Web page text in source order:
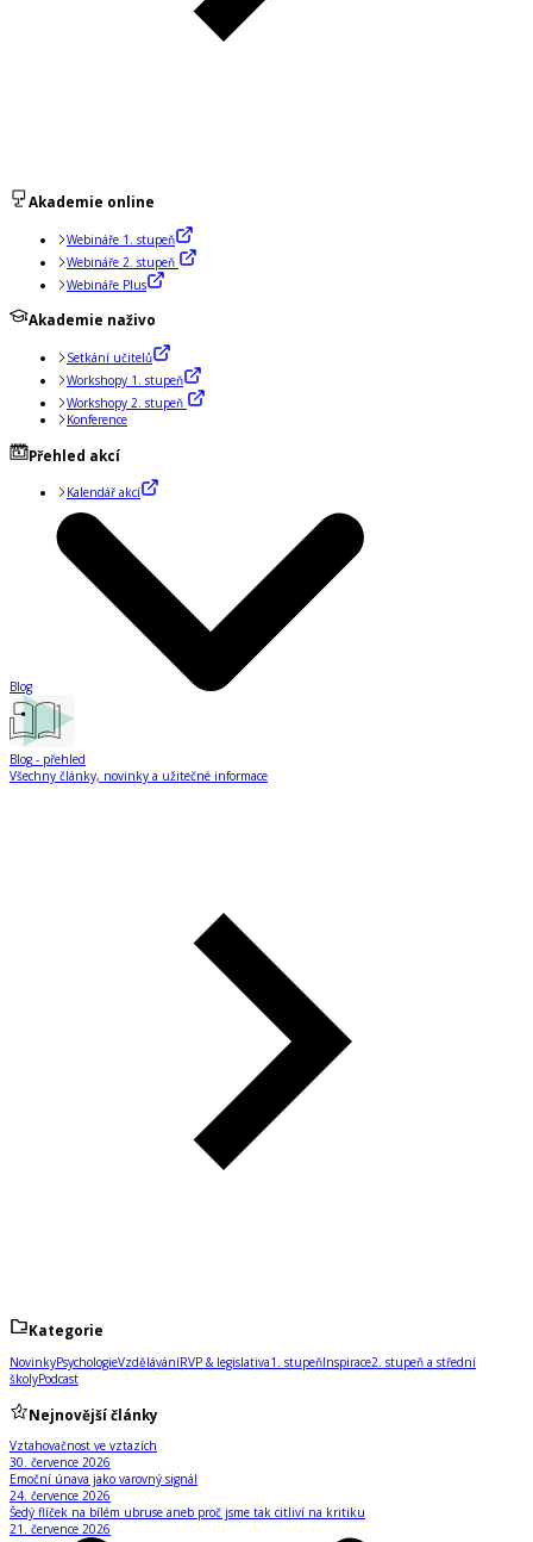
Akademie online
Webináře 1. stupeň
Webináře 2. stupeň
Webináře Plus
Akademie naživo
Setkání učitelů
Workshopy 1. stupeň
Workshopy 2. stupeň
Konference
Přehled akcí
Kalendář akcí
Blog
Blog - přehled
Všechny články, novinky a užitečné informace
Kategorie
NovinkyPsychologieVzděláváníRVP & legislativa1. stupeňInspirace2. stupeň a střední
školyPodcast
Nejnovější články
Vztahovačnost ve vztazích
30. července 2026
Emoční únava jako varovný signál
24. července 2026
Šedý flíček na bílém ubruse aneb proč jsme tak citliví na kritiku
21. července 2026